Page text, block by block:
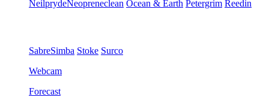
NeilprydeNeopreneclean Ocean & Earth Petergrim Reedin
SabreSimba Stoke Surco
Webcam
Forecast